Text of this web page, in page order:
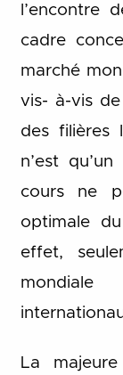
l’encontre
cadre
marché
vis- à-vis de
des filières
n’est
cours ne
optimale
effet,
La